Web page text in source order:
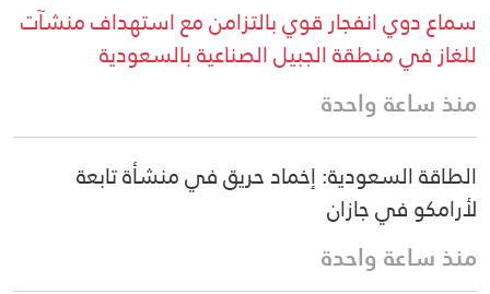
سماع دوي انفجار قوي بالتزامن مع استهداف منشآت
للغاز في منطقة الجبيل الصناعية بالسعودية
منذ ساعة واحدة
الطاقة السعودية: إخماد حريق في منشأة تابعة
لأرامكو في جازان
منذ ساعة واحدة